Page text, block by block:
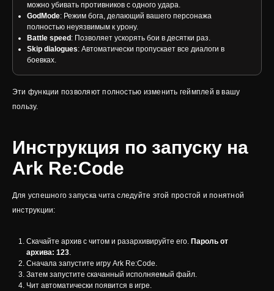
можно убивать противников с одного удара.
GodMode: Режим бога, делающий вашего персонажа
полностью неуязвимым к урону.
Battle speed : Позволяет ускорять бои в десятки раз.
Skip dialogues: Автоматически пропускает все диалоги в
боевках.
Эти функции позволяют полностью изменить геймплей в вашу
пользу.
Инструкция по запуску на
Ark Re:Code
Для успешного запуска чита следуйте этой простой и понятной
инструкции:
Скачайте архив с читом и разархивируйте его. Пароль от
архива: 123.
Сначала запустите игру Ark Re:Code.
Затем запустите скачанный исполняемый файл.
Чит автоматически появится в игре.